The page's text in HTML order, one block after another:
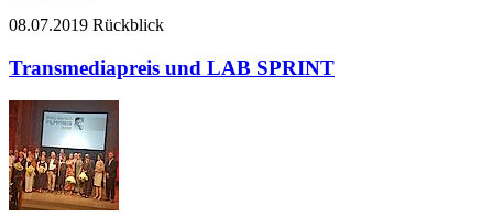
08.07.2019 Rückblick
Transmediapreis und LAB SPRINT